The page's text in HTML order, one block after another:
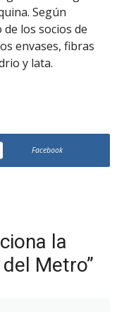
Según
los socios de
envases, fibras
y lata.
Facebook
la
Metro”